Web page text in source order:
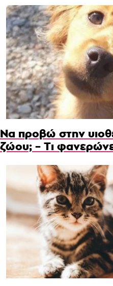
Να προβώ στην
ζώου; – Τι